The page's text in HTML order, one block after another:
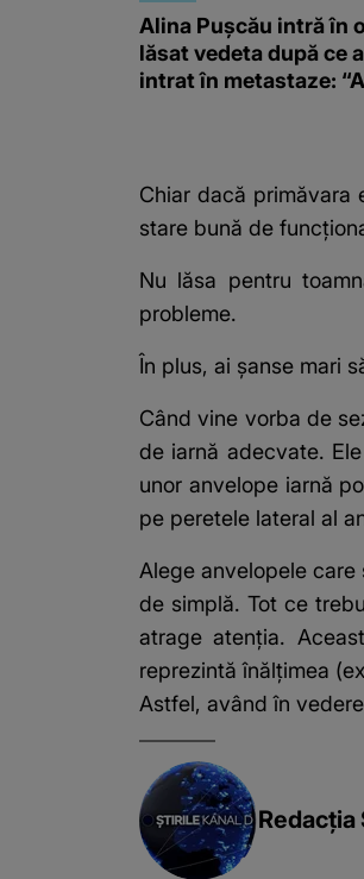
Alina Pușcău intră în
lăsat vedeta după ce
intrat în metastaze:
Chiar dacă primăvara
stare bună de
Nu lăsa pentru
probleme.
În plus, ai șanse mari
Când vine vorba de
de iarnă adecvate.
unor anvelope iarnă
pe peretele lateral al
Alege anvelopele
de simplă. Tot ce
atrage atenția.
reprezintă înălțimea
Astfel, având în
Redacția